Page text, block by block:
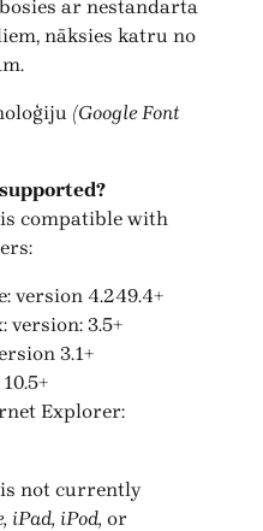
ar nestandarta
nāksies katru no
(Google Font
is compatible with
version 4.249.4+
version: 3.5+
3.1+
Explorer:
is not currently
iPad, iPod, or